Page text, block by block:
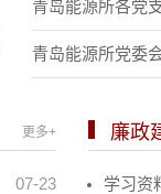
青岛能源所各党
青岛能源所党委
更多+
07-23
廉政
学习资